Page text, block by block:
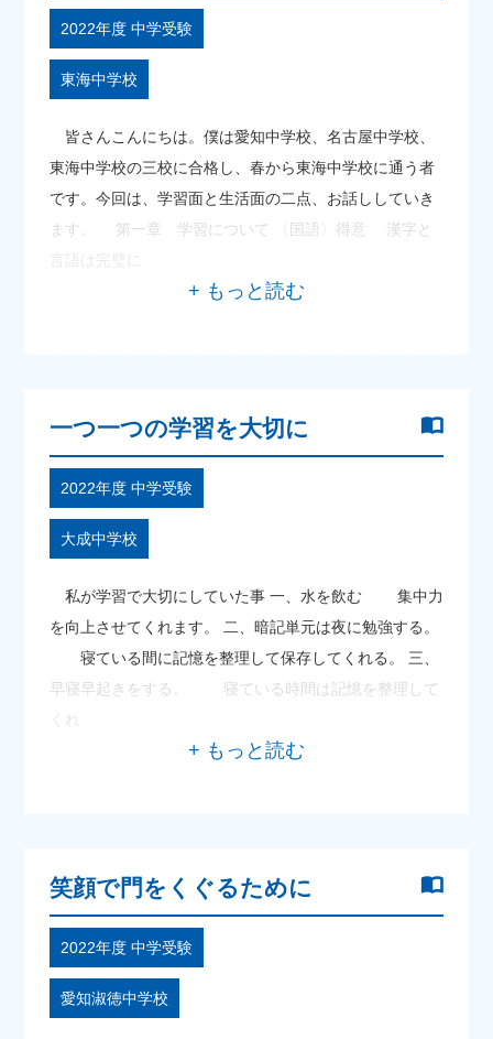
2022年度 中学受験
東海中学校
皆さんこんにちは。僕は愛知中学校、名古屋中学校、
東海中学校の三校に合格し、春から東海中学校に通う者
です。今回は、学習面と生活面の二点、お話ししていき
ます。 第一章 学習について 〈国語〉得意 漢字と
言語は完璧に
一つ一つの学習を大切に
2022年度 中学受験
大成中学校
私が学習で大切にしていた事 一、水を飲む 集中力
を向上させてくれます。 二、暗記単元は夜に勉強する。
寝ている間に記憶を整理して保存してくれる。 三、
早寝早起きをする。 寝ている時間は記憶を整理して
くれ
笑顔で門をくぐるために
2022年度 中学受験
愛知淑徳中学校